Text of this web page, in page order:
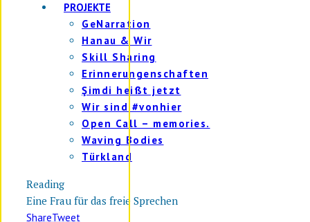
PROJEKTE
GeNarration
Hanau & Wir
Skill Sharing
Erinnerungenschaften
Şimdi heißt jetzt
Wir sind #vonhier
Open Call – memories.
Waving Bodies
Türkland
Reading
Eine Frau für das freie Sprechen
ShareTweet